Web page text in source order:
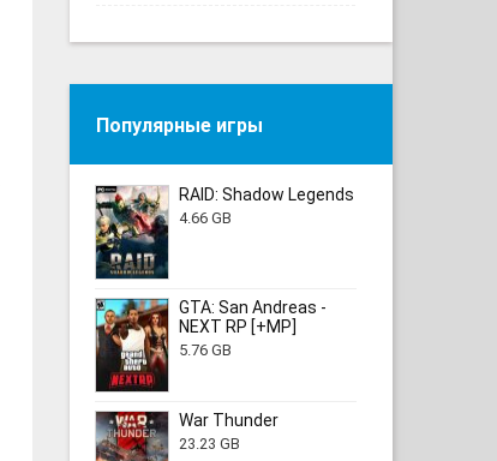
Популярные игры
RAID: Shadow Legends
4.66 GB
GTA: San Andreas -
NEXT RP [+MP]
5.76 GB
War Thunder
23.23 GB